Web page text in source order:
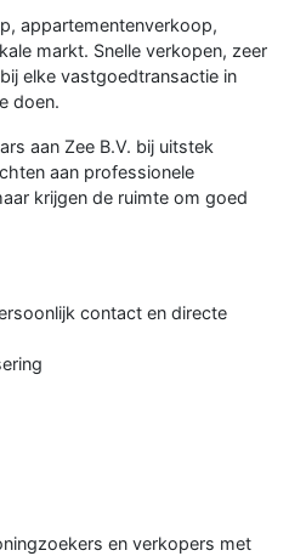
appartementenverkoop,
markt. Snelle verkopen, zeer
elke vastgoedtransactie in
doen.
aan Zee B.V. bij uitstek
aan professionele
krijgen de ruimte om goed
contact en directe
en verkopers met